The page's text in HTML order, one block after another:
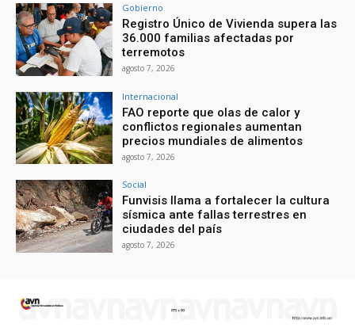
Gobierno
Registro Único de Vivienda supera las
36.000 familias afectadas por
terremotos
agosto 7, 2026
Internacional
FAO reporte que olas de calor y
conflictos regionales aumentan
precios mundiales de alimentos
agosto 7, 2026
Social
Funvisis llama a fortalecer la cultura
sísmica ante fallas terrestres en
ciudades del país
agosto 7, 2026